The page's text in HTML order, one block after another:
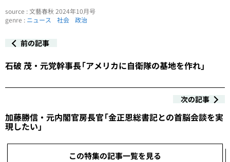
source : 文藝春秋 2024年10月号
genre : ニュース 社会 政治
前の記事
石破 茂・元党幹事長「アメリカに自衛隊の基地を作れ」
次の記事
加藤勝信・元内閣官房長官「金正恩総書記との首脳会談を実
現したい」
この特集の記事一覧を見る